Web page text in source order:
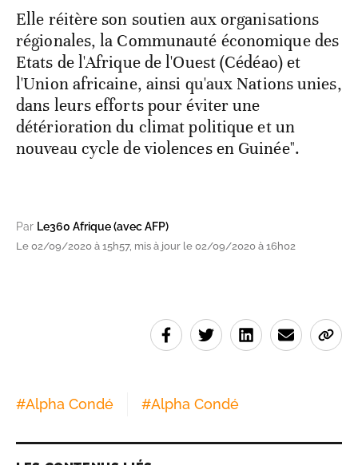
Elle réitère son soutien aux organisations
régionales, la Communauté économique des
Etats de l'Afrique de l'Ouest (Cédéao) et
l'Union africaine, ainsi qu'aux Nations unies,
dans leurs efforts pour éviter une
détérioration du climat politique et un
nouveau cycle de violences en Guinée".
Par Le360 Afrique (avec AFP)
Le 02/09/2020 à 15h57, mis à jour le 02/09/2020 à 16h02
#Alpha Condé #Alpha Condé